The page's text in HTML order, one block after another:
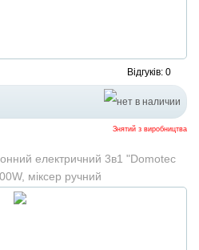
Відгуків: 0
Знятий з виробництва
електричний 3в1 "Domotec
міксер ручний